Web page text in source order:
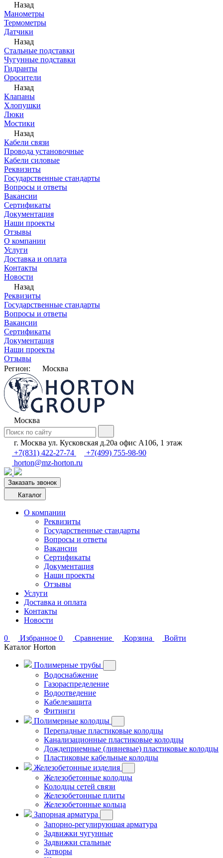
Назад
Манометры
Термометры
Датчики
Назад
Стальные подставки
Чугунные подставки
Гидранты
Оросители
Назад
Клапаны
Хлопушки
Люки
Мостики
Назад
Кабели связи
Провода установочные
Кабели силовые
Реквизиты
Государственные стандарты
Вопросы и ответы
Вакансии
Сертификаты
Документация
Наши проекты
Отзывы
О компании
Услуги
Доставка и оплата
Контакты
Новости
Назад
Реквизиты
Государственные стандарты
Вопросы и ответы
Вакансии
Сертификаты
Документация
Наши проекты
Отзывы
Регион:
Москва
Москва
г. Москва ул. Кусковская д.20а офис А106, 1 этаж
+7(831) 422-27-74
+7(499) 755-98-90
horton@mz-horton.ru
Заказать звонок
Каталог
О компании
Реквизиты
Государственные стандарты
Вопросы и ответы
Вакансии
Сертификаты
Документация
Наши проекты
Отзывы
Услуги
Доставка и оплата
Контакты
Новости
0 Избранное 0 Сравнение Корзина
Войти
Каталог Horton
Полимерные трубы
Водоснабжение
Газораспределение
Водоотведение
Кабелезащита
Фитинги
Полимерные колодцы
Перепадные пластиковые колодцы
Канализационные пластиковые колодцы
Дождеприемные (ливневые) пластиковые колодцы
Пластиковые кабельные колодцы
Железобетонные изделия
Железобетонные колодцы
Колодцы сетей связи
Железобетонные плиты
Железобетонные кольца
Запорная арматура
Запорно-регулирующая арматура
Задвижки чугунные
Задвижки стальные
Затворы